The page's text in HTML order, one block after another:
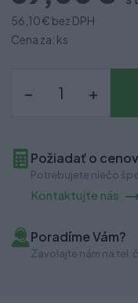
56,10 € bez DPH
Cena za: ks
– +
Požiadať o
Potrebujete niečo
Kontaktujte nás
Poradíme Vám?
Zavolajte nám na tel.